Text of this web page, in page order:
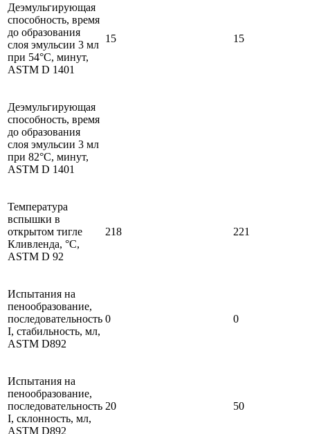
Деэмульгирующая
способность, время
до образования
слоя эмульсии 3 мл
при 54°C, минут,
ASTM D 1401
15 15
Деэмульгирующая
способность, время
до образования
слоя эмульсии 3 мл
при 82°C, минут,
ASTM D 1401
Температура
вспышки в
открытом тигле
Кливленда, °C,
ASTM D 92
218 221
Испытания на
пенообразование,
последовательность
I, стабильность, мл,
ASTM D892
0 0
Испытания на
пенообразование,
последовательность
I, склонность, мл,
ASTM D892
20 50